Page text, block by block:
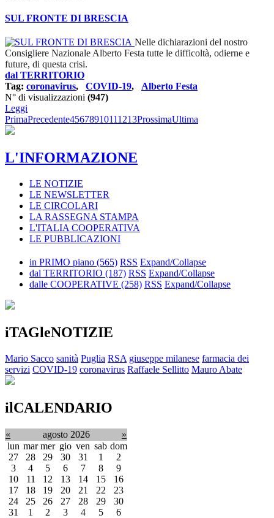
SUL FRONTE DI BRESCIA
Nelle dichiarazioni del nostro
Consigliere Nazionale Alberto Festa tutte le difficoltà, odierne e
future, di questa crisi.
dal TERRITORIO
Tag: coronavirus, COVID-19, Alberto Festa
N° di visualizzazioni (947)
Leggi
PrimaPrecedente45678910111213ProssimaUltima
L'INFORMAZIONE
LE NOTIZIE
LE NEWSLETTER
LE CIRCOLARI
LA RASSEGNA STAMPA
L'ITALIA COOPERATIVA
LE PUBBLICAZIONI
in PRIMO piano (565) RSS Expand/Collapse
dal TERRITORIO (187) RSS Expand/Collapse
dalle COOPERATIVE (258) RSS Expand/Collapse
iTAGleNOTIZIE
Mario Sacco sanità Puglia RSA giuseppe milanese farmacia dei
servizi COVID-19 coronavirus Raffaele Sellitto Mauro Abate
ilCALENDARIO
« agosto 2026
»
lun mar mer gio ven sab dom
27
28 29 30 31 1
2
3
4 5 6 7 8
9
10
11 12 13 14 15
16
17
18 19 20 21 22
23
24
25 26 27 28 29
30
31
1 2 3 4 5 6